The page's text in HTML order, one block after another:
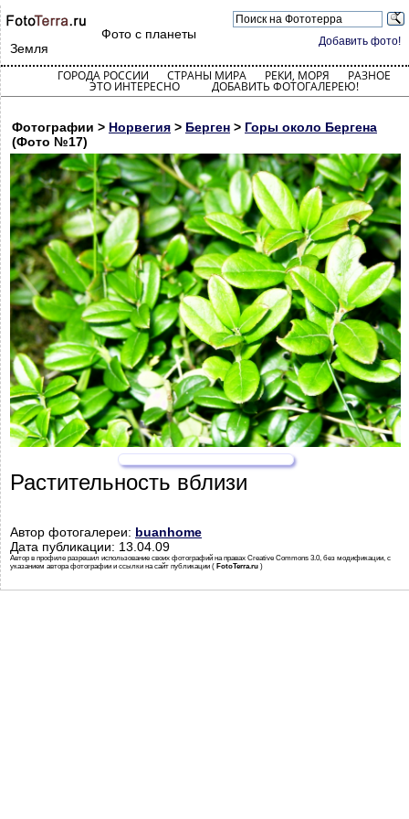
Добавить фото!
Фото с планеты
Земля
ГОРОДА РОССИИ СТРАНЫ МИРА РЕКИ, МОРЯ РАЗНОЕ
ЭТО ИНТЕРЕСНО ДОБАВИТЬ ФОТОГАЛЕРЕЮ!
Фотографии > Норвегия > Берген > Горы около Бергена
(Фото №17)
Растительность вблизи
Автор фотогалереи: buanhome
Дата публикации: 13.04.09
Автор в профиле разрешил использование своих фотографий на правах Creative Commons 3.0, без модификации, с
указанием автора фотографии и ссылки на сайт публикации ( FotoTerra.ru )